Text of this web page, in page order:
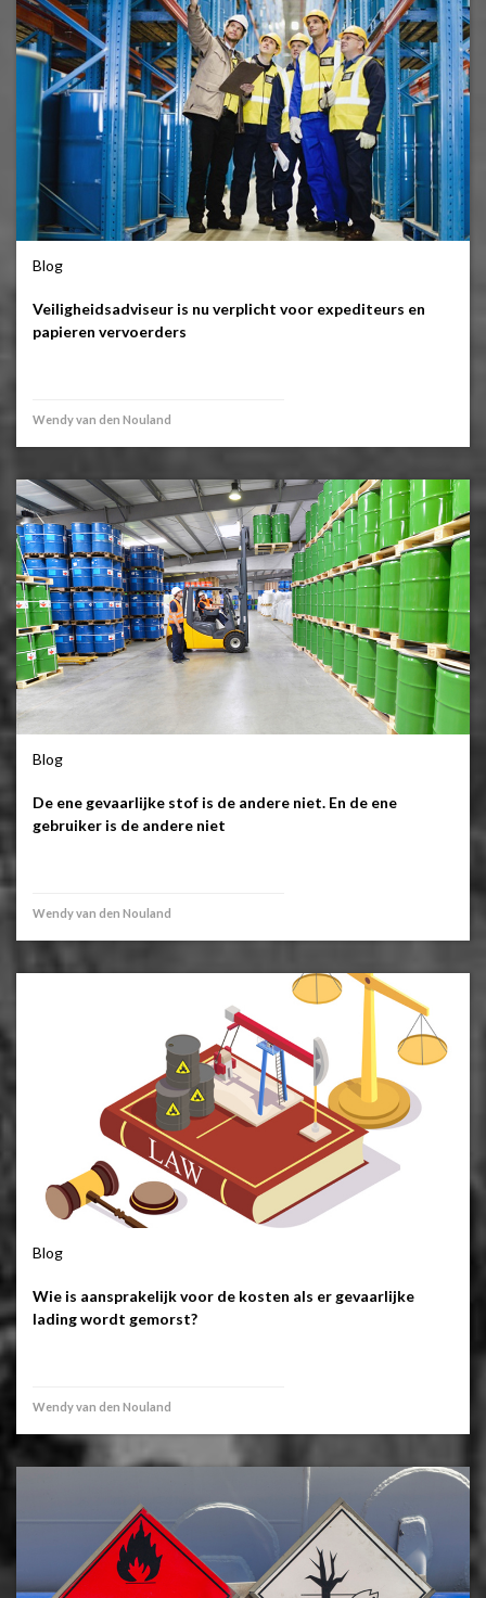
Blog
Veiligheidsadviseur is nu verplicht voor expediteurs en
papieren vervoerders
Wendy van den Nouland
Blog
De ene gevaarlijke stof is de andere niet. En de ene
gebruiker is de andere niet
Wendy van den Nouland
Blog
Wie is aansprakelijk voor de kosten als er gevaarlijke
lading wordt gemorst?
Wendy van den Nouland